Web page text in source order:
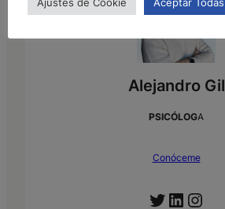
Alejandro Gil
PSICÓLOGA
Conóceme
Twitter LinkedIn Instagram